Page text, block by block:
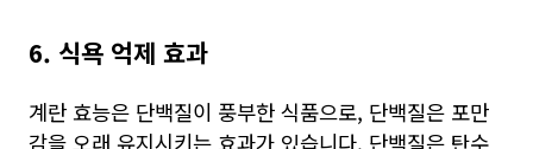
6. 식욕 억제 효과
계란 효능은 단백질이 풍부한 식품으로, 단백질은 포만
감을 오래 유지시키는 효과가 있습니다. 단백질은 탄수